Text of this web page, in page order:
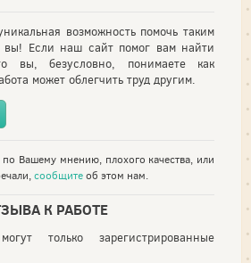
возможность помочь таким
вы! Если наш сайт помог вам найти
вы, безусловно, понимаете как
может облегчить труд другим.
по Вашему мнению, плохого качества, или
сообщитеоб этом нам.
К РАБОТЕ
только зарегистрированные